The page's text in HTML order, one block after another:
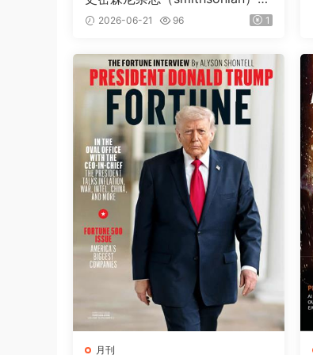
026年夏季刊
2026-06-21 96 1
月刊